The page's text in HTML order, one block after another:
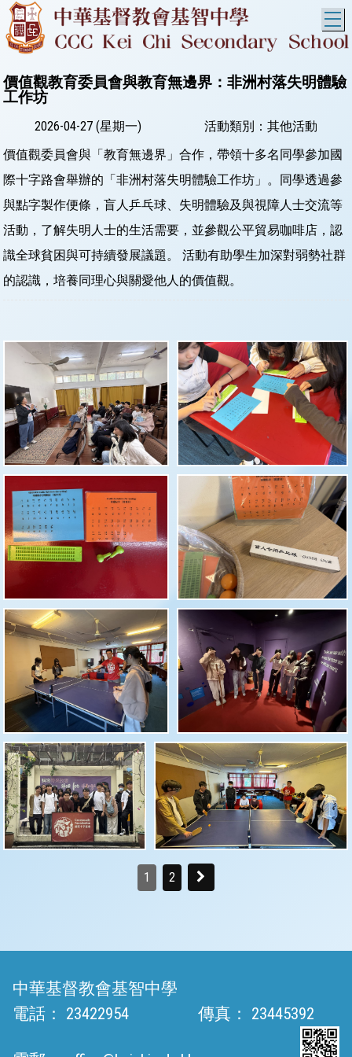
價值觀教育委員會與教育無邊界：非洲村落失明體驗
工作坊
2026-04-27 (星期一)
活動類別：其他活動
價值觀委員會與「教育無邊界」合作，帶領十多名同學參加國
際十字路會舉辦的「非洲村落失明體驗工作坊」。同學透過參
與點字製作便條，盲人乒乓球、失明體驗及與視障人士交流等
活動，了解失明人士的生活需要，並參觀公平貿易咖啡店，認
識全球貧困與可持續發展議題。 活動有助學生加深對弱勢社群
的認識，培養同理心與關愛他人的價值觀。
1 2
中華基督教會基智中學
電話：
23422954 傳真： 23445392